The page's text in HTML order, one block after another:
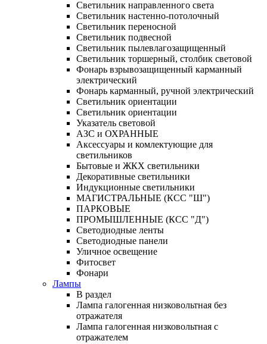
Светильник направленного света
Светильник настенно-потолочный
Светильник переносной
Светильник подвесной
Светильник пылевлагозащищенный
Светильник торшерный, столбик световой
Фонарь взрывозащищенный карманный
электрический
Фонарь карманный, ручной электрический
Светильник ориентации
Светильник ориентации
Указатель световой
АЗС и ОХРАННЫЕ
Аксессуары и комлектующие для
светильников
Бытовые и ЖКХ светильники
Декоративные светильники
Индукционные светильники
МАГИСТРАЛЬНЫЕ (КСС "Ш")
ПАРКОВЫЕ
ПРОМЫШЛЕННЫЕ (КСС "Д")
Светодиодные ленты
Светодиодные панели
Уличное освещение
Фитосвет
Фонари
Лампы
В раздел
Лампа галогенная низковольтная без
отражателя
Лампа галогенная низковольтная с
отражателем